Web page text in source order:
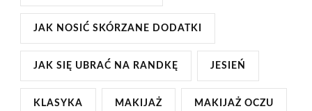
JAK NOSIĆ SKÓRZANE DODATKI
JAK SIĘ UBRAĆ NA RANDKĘ JESIEŃ
KLASYKA MAKIJAŻ MAKIJAŻ OCZU